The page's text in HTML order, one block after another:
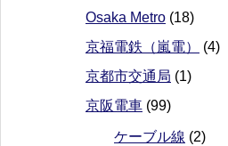
Osaka Metro (18)
京福電鉄（嵐電）
(4)
京都市交通局 (1)
京阪電車 (99)
ケーブル線 (2)